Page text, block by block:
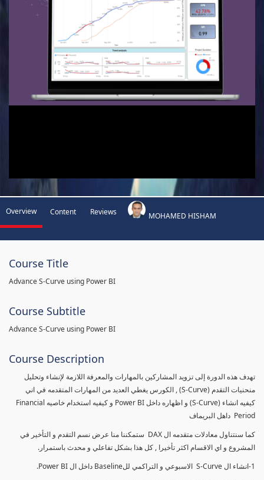
Overview Content Reviews MOHAMED HISHAM
Course Title
Advance S-Curve using Power BI
Course Subtitle
Advance S-Curve using Power BI
Course Description
تهدف هذه الدورة إلى تزويد المشاركين بالمهارات والمعرفة اللازمة لإنشاء وتحليل
منحنيات التقدم (S-Curve) , الكورس يغطي العديد من المهارات المتقدمه في اني
كيفيه انشاء (S-Curve) و اظهاره داخل Power BI و كيفيه استخدام خاصيه Financial
Period داهل البريماف
كما سنتناول معادلات متقدمه ال DAX ستمكننا منا عرض نسم التقدم و التأخير في
المشروع و اي الاقسام اكثر تأخيرا , كل هذا بشكل تفاعلي و محدث باستمرار.
1-انشاء ال S-Curve الاسبوعي و التراكمي للBaseline داخل ال Power BI.